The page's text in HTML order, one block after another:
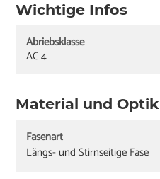
Wichtige Infos
Abriebsklasse
AC 4
Material und Optik
Fasenart
Längs- und Stirnseitige Fase